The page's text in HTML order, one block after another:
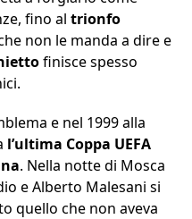
fino al trionfo
non le manda a dire e
finisce spesso
e nel 1999 alla
l’ultima Coppa UEFA
. Nella notte di Mosca
e Alberto Malesani si
quello che non aveva